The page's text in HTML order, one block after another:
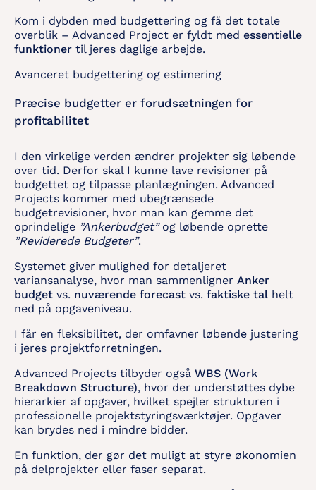
Kom i dybden med budgettering og få det totale
overblik – Advanced Project er fyldt med essentielle
funktioner til jeres daglige arbejde.
Avanceret budgettering og estimering
Præcise budgetter er forudsætningen for
profitabilitet
I den virkelige verden ændrer projekter sig løbende
over tid. Derfor skal I kunne lave revisioner på
budgettet og tilpasse planlægningen. Advanced
Projects kommer med ubegrænsede
budgetrevisioner, hvor man kan gemme det
oprindelige ”Ankerbudget”og løbende oprette
”Reviderede Budgeter”.
Systemet giver mulighed for detaljeret
variansanalyse, hvor man sammenligner Anker
budget vs. nuværende forecast vs. faktiske tal helt
ned på opgaveniveau.
I får en fleksibilitet, der omfavner løbende justering
i jeres projektforretningen.
Advanced Projects tilbyder også WBS (Work
Breakdown Structure), hvor der understøttes dybe
hierarkier af opgaver, hvilket spejler strukturen i
professionelle projektstyringsværktøjer. Opgaver
kan brydes ned i mindre bidder.
En funktion, der gør det muligt at styre økonomien
på delprojekter eller faser separat.